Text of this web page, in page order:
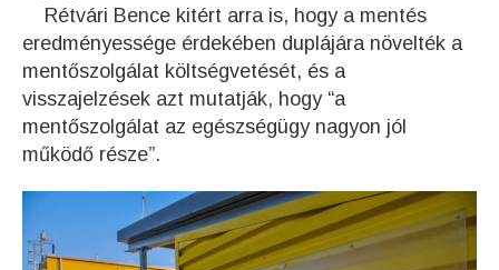
Rétvári Bence kitért arra is, hogy a mentés
eredményessége érdekében duplájára növelték a
mentőszolgálat költségvetését, és a
visszajelzések azt mutatják, hogy “a
mentőszolgálat az egészségügy nagyon jól
működő része”.